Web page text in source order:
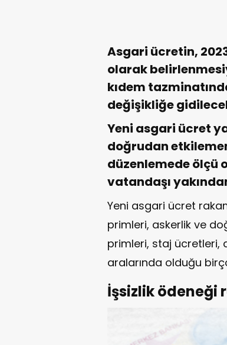
Asgari ücretin,
olarak
kıdem
değişikliğe
Yeni asgari ücret
doğrudan
düzenlemede ölçü
vatandaşı
Yeni asgari ücret
primleri, askerlik ve
primleri, staj ücretleri,
aralarında olduğu
İşsizlik ödeneği